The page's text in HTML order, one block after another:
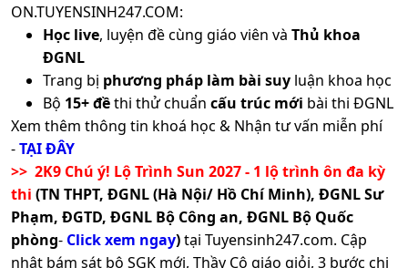
ON.TUYENSINH247.COM:
Học live, luyện đề cùng giáo viên và Thủ khoa
ĐGNL
Trang bị phương pháp làm bài suy luận khoa học
Bộ 15+ đềthi thử chuẩn cấu trúc mới bài thi ĐGNL
Xem thêm thông tin khoá học & Nhận tư vấn miễn phí
-TẠI ĐÂY
>> 2K9 Chú ý! Lộ Trình Sun 2027 - 1 lộ trình ôn đa kỳ
thi (TN THPT, ĐGNL (Hà Nội/ Hồ Chí Minh), ĐGNL Sư
Phạm, ĐGTD, ĐGNL Bộ Công an, ĐGNL Bộ Quốc
phòng- Click xem ngay)tại Tuyensinh247.com. Cập
nhật bám sát bộ SGK mới, Thầy Cô giáo giỏi, 3 bước chi